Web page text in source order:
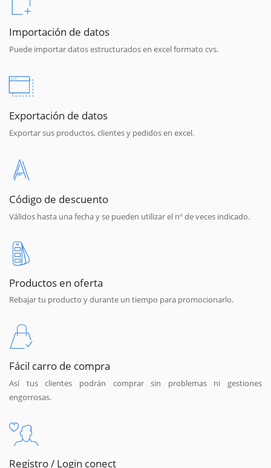
Importación de datos
Puede importar datos estructurados en excel formato cvs.
Exportación de datos
Exportar sus productos, clientes y pedidos en excel.
Código de descuento
Válidos hasta una fecha y se pueden utilizar el nº de veces indicado.
Productos en oferta
Rebajar tu producto y durante un tiempo para promocionarlo.
Fácil carro de compra
Así tus clientes podrán comprar sin problemas ni gestiones
engorrosas.
Registro / Login conect